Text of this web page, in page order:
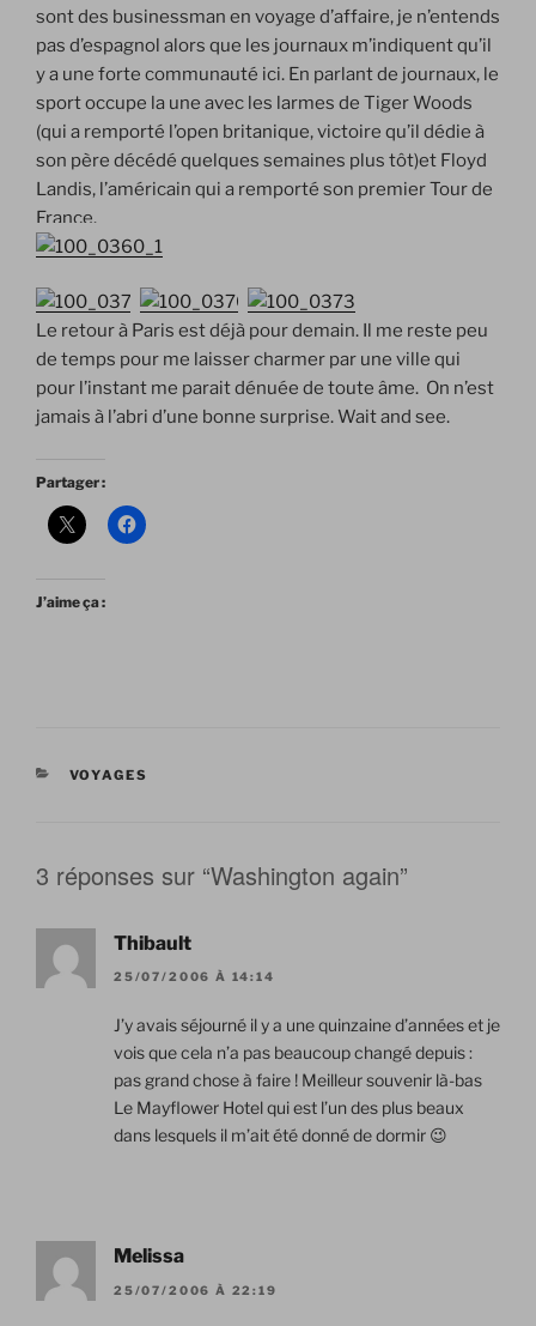
sont des businessman en voyage d’affaire, je n’entends
pas d’espagnol alors que les journaux m’indiquent qu’il
y a une forte communauté ici. En parlant de journaux, le
sport occupe la une avec les larmes de Tiger Woods
(qui a remporté l’open britanique, victoire qu’il dédie à
son père décédé quelques semaines plus tôt)et Floyd
Landis, l’américain qui a remporté son premier Tour de
France.
Le retour à Paris est déjà pour demain. Il me reste peu
de temps pour me laisser charmer par une ville qui
pour l’instant me parait dénuée de toute âme. On n’est
jamais à l’abri d’une bonne surprise. Wait and see.
Partager :
J’aime ça :
CATÉGORIES
VOYAGES
3 réponses sur “Washington again”
Thibault
25/07/2006 À 14:14
J’y avais séjourné il y a une quinzaine d’années et je
vois que cela n’a pas beaucoup changé depuis :
pas grand chose à faire ! Meilleur souvenir là-bas
Le Mayflower Hotel qui est l’un des plus beaux
dans lesquels il m’ait été donné de dormir 😉
Melissa
25/07/2006 À 22:19